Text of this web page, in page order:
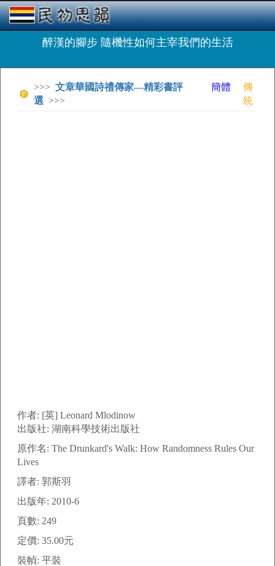
醉漢的腳步 隨機性如何主宰我們的生活
>>> 文章華國詩禮傳家—精彩書評
選 >>>
簡體
傳
統
作者: [英] Leonard Mlodinow
出版社: 湖南科學技術出版社
原作名: The Drunkard's Walk: How Randomness Rules Our
Lives
譯者: 郭斯羽
出版年: 2010-6
頁數: 249
定價: 35.00元
裝幀: 平裝